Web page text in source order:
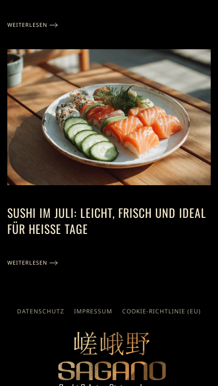
WEITERLESEN
SUSHI IM JULI: LEICHT, FRISCH UND IDEAL
FÜR HEISSE TAGE
WEITERLESEN
DATENSCHUTZ IMPRESSUM COOKIE-RICHTLINIE (EU)